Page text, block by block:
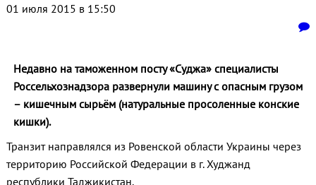
01 июля 2015 в 15:50
Недавно на таможенном посту «Суджа» специалисты
Россельхознадзора развернули машину с опасным грузом
– кишечным сырьём (натуральные просоленные конские
кишки).
Транзит направлялся из Ровенской области Украины через
территорию Российской Федерации в г. Худжанд
республики Таджикистан.